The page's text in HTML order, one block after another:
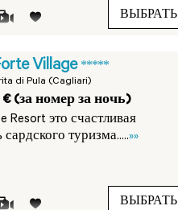
ВЫБРАТЬ
Village *****
di Pula (Cagliari)
(за номер за ночь)
Resort это счастливая
сардского туризма.....»»
ВЫБРАТЬ